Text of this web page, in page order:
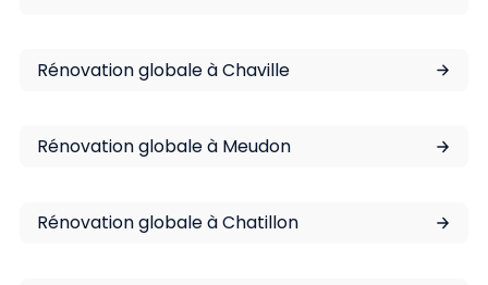
Rénovation globale à Chaville
Rénovation globale à Meudon
Rénovation globale à Chatillon